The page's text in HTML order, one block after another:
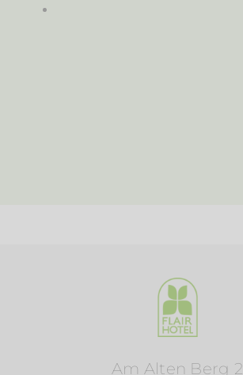
Am Alten Berg 2